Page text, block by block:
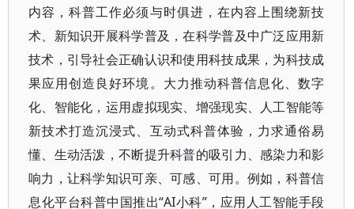
内容，科普工作必须与时俱进，在内容上围绕新技
术、新知识开展科学普及，在科学普及中广泛应用新
技术，引导社会正确认识和使用科技成果，为科技成
果应用创造良好环境。大力推动科普信息化、数字
化、智能化，运用虚拟现实、增强现实、人工智能等
新技术打造沉浸式、互动式科普体验，力求通俗易
懂、生动活泼，不断提升科普的吸引力、感染力和影
响力，让科学知识可亲、可感、可用。例如，科普信
息化平台科普中国推出“AI小科”，应用人工智能手段